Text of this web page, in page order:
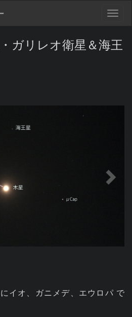
ガリレオ衛星＆海王
イオ、ガニメデ、エウロパ で